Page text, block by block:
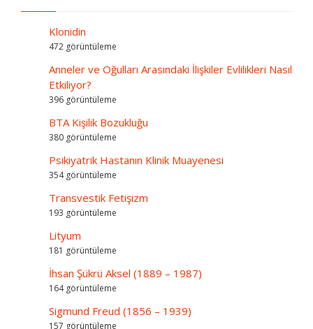
Klonidin
472 görüntüleme
Anneler ve Oğulları Arasındaki İlişkiler Evlilikleri Nasıl
Etkiliyor?
396 görüntüleme
BTA Kişilik Bozukluğu
380 görüntüleme
Psikiyatrik Hastanın Klinik Muayenesi
354 görüntüleme
Transvestik Fetişizm
193 görüntüleme
Lityum
181 görüntüleme
İhsan Şükrü Aksel (1889 – 1987)
164 görüntüleme
Sigmund Freud (1856 – 1939)
157 görüntüleme